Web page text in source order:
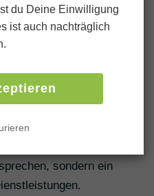
gesamten
Autoverwertung und der
informieren über den
den Abschluss der
zur Verfügung, um
sondern ein
du Deine Einwilligung
ist auch nachträglich